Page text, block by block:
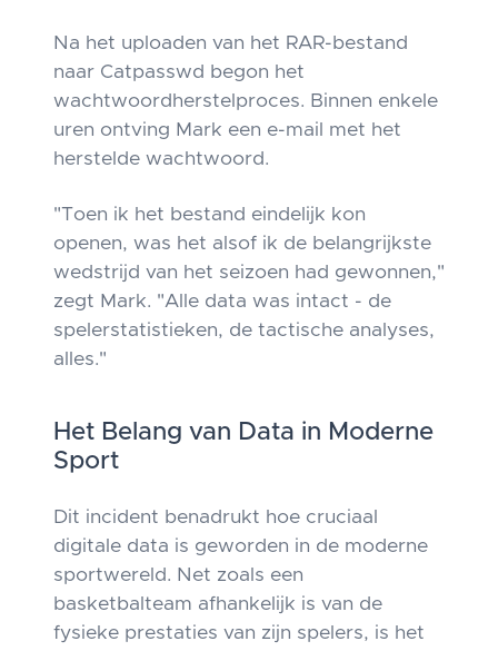
Na het uploaden van het RAR-bestand
naar Catpasswd begon het
wachtwoordherstelproces. Binnen enkele
uren ontving Mark een e-mail met het
herstelde wachtwoord.
"Toen ik het bestand eindelijk kon
openen, was het alsof ik de belangrijkste
wedstrijd van het seizoen had gewonnen,"
zegt Mark. "Alle data was intact - de
spelerstatistieken, de tactische analyses,
alles."
Het Belang van Data in Moderne
Sport
Dit incident benadrukt hoe cruciaal
digitale data is geworden in de moderne
sportwereld. Net zoals een
basketbalteam afhankelijk is van de
fysieke prestaties van zijn spelers, is het